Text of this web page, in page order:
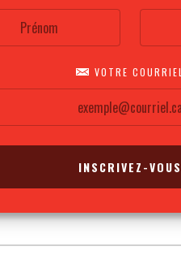
VOTRE COURRIEL